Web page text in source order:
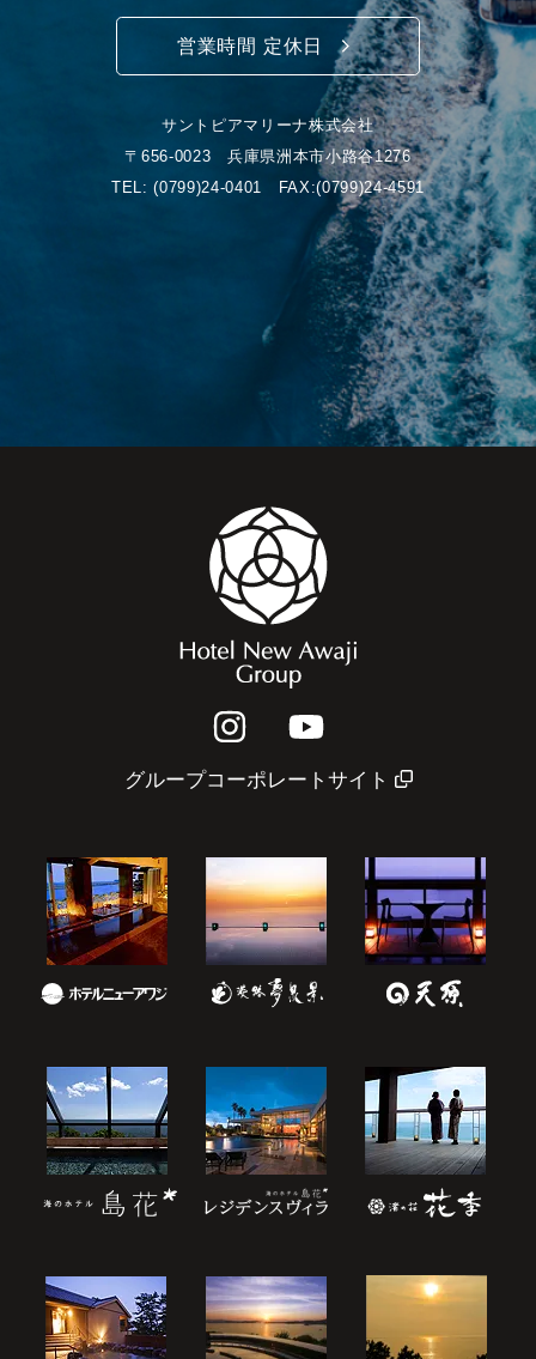
営業時間 定休日
サントピアマリーナ株式会社
〒656-0023 兵庫県洲本市小路谷1276
TEL:(0799)24-0401 FAX:(0799)24-4591
グループコーポレートサイト